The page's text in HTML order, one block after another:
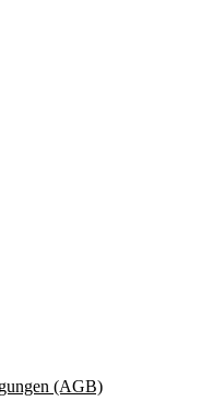
(AGB)